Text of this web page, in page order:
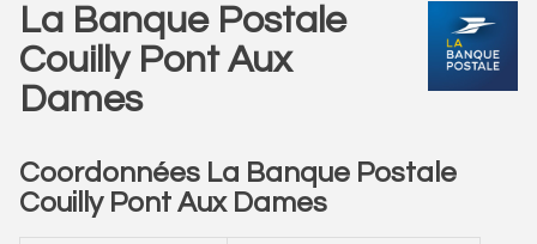
La Banque Postale
Couilly Pont Aux
Dames
Coordonnées La Banque Postale
Couilly Pont Aux Dames